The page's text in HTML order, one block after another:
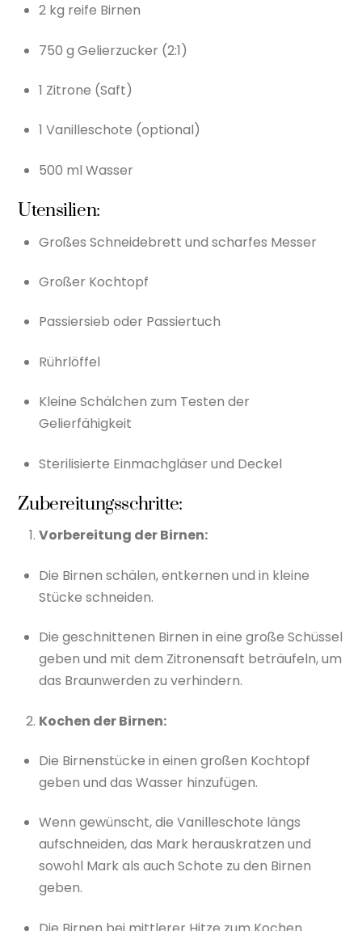
2 kg reife Birnen
750 g Gelierzucker (2:1)
1 Zitrone (Saft)
1 Vanilleschote (optional)
500 ml Wasser
Utensilien:
Großes Schneidebrett und scharfes Messer
Großer Kochtopf
Passiersieb oder Passiertuch
Rührlöffel
Kleine Schälchen zum Testen der
Gelierfähigkeit
Sterilisierte Einmachgläser und Deckel
Zubereitungsschritte:
Vorbereitung der Birnen:
Die Birnen schälen, entkernen und in kleine
Stücke schneiden.
Die geschnittenen Birnen in eine große Schüssel
geben und mit dem Zitronensaft beträufeln, um
das Braunwerden zu verhindern.
Kochen der Birnen:
Die Birnenstücke in einen großen Kochtopf
geben und das Wasser hinzufügen.
Wenn gewünscht, die Vanilleschote längs
aufschneiden, das Mark herauskratzen und
sowohl Mark als auch Schote zu den Birnen
geben.